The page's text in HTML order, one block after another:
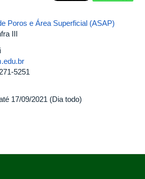
Poros e Área Superficial (ASAP)
III
5251
17/09/2021 (Dia todo)